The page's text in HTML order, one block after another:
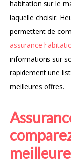
habitation sur le
laquelle choisir.
permettent de
assurance
informations sur
rapidement une
meilleures offres.